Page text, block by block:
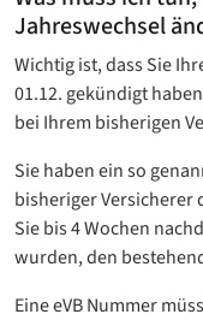
Jahreswechsel
Wichtig ist, dass Sie
01.12. gekündigt
bei Ihrem bisherigen
Sie haben ein so
bisheriger Versicherer
Sie bis 4 Wochen
wurden, den
Eine eVB Nummer